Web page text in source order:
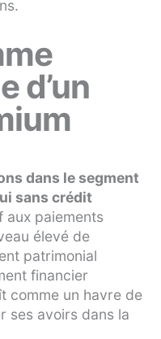
d’un
dans le segment
sans crédit
aux paiements
élevé de
patrimonial
financier
comme un havre de
ses avoirs dans la